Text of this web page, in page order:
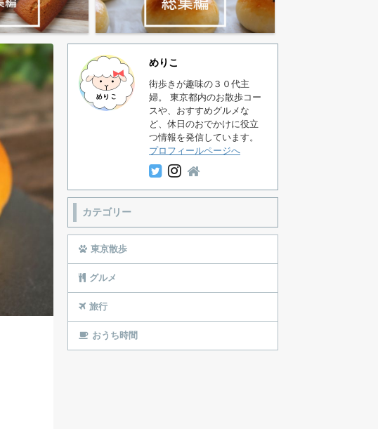
めりこ
街歩きが趣味の３０代主
婦。 東京都内のお散歩コー
スや、おすすめグルメな
ど、休日のおでかけに役立
つ情報を発信しています。
プロフィールページへ
カテゴリー
東京散歩
グルメ
旅行
おうち時間